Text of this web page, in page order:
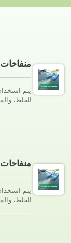
منفاخات
يتم استخدام
للخلط،
منفاخات
يتم استخدام
للخلط،